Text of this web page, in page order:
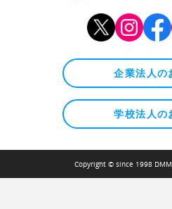
企業法人の
学校法人の
Copyright © since 1998